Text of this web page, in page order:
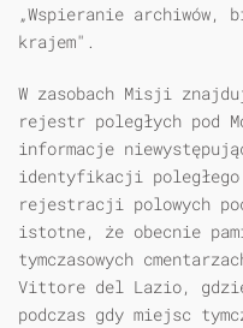
„Wspieranie archiwów,
krajem".
W zasobach Misji
rejestr poległych pod
informacje
identyfikacji
rejestracji polowych
istotne, że obecnie
tymczasowych
Vittore del Lazio,
podczas gdy miejsc